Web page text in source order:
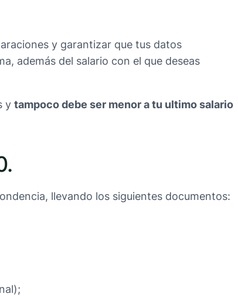
y garantizar que tus datos
además del salario con el que deseas
y tampoco debe ser menor a tu ultimo salario
llevando los siguientes documentos: